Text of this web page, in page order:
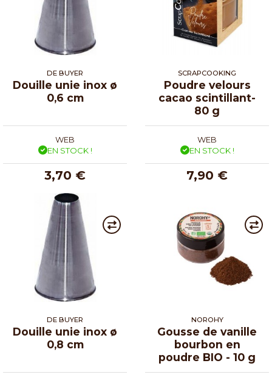
DE BUYER
Douille unie inox ø
0,6 cm
WEB
EN STOCK !
3,70 €
SCRAPCOOKING
Poudre velours
cacao scintillant-
80 g
WEB
EN STOCK !
7,90 €
DE BUYER
Douille unie inox ø
0,8 cm
NOROHY
Gousse de vanille
bourbon en
poudre BIO - 10 g